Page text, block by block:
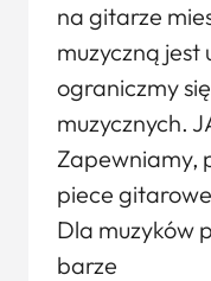
na gitarze
muzyczną jest
ograniczmy
muzycznych.
Zapewniamy,
piece
Dla muzyków
barze